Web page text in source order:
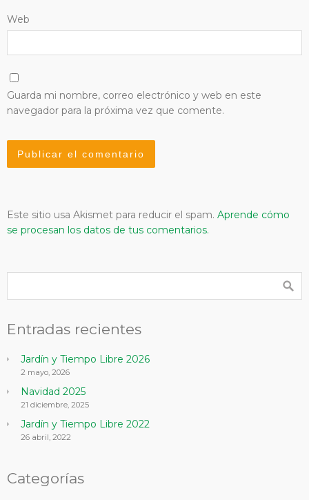
Web
Guarda mi nombre, correo electrónico y web en este
navegador para la próxima vez que comente.
Este sitio usa Akismet para reducir el spam. Aprende cómo
se procesan los datos de tus comentarios.
Entradas recientes
Jardín y Tiempo Libre 2026
2 mayo, 2026
Navidad 2025
21 diciembre, 2025
Jardín y Tiempo Libre 2022
26 abril, 2022
Categorías